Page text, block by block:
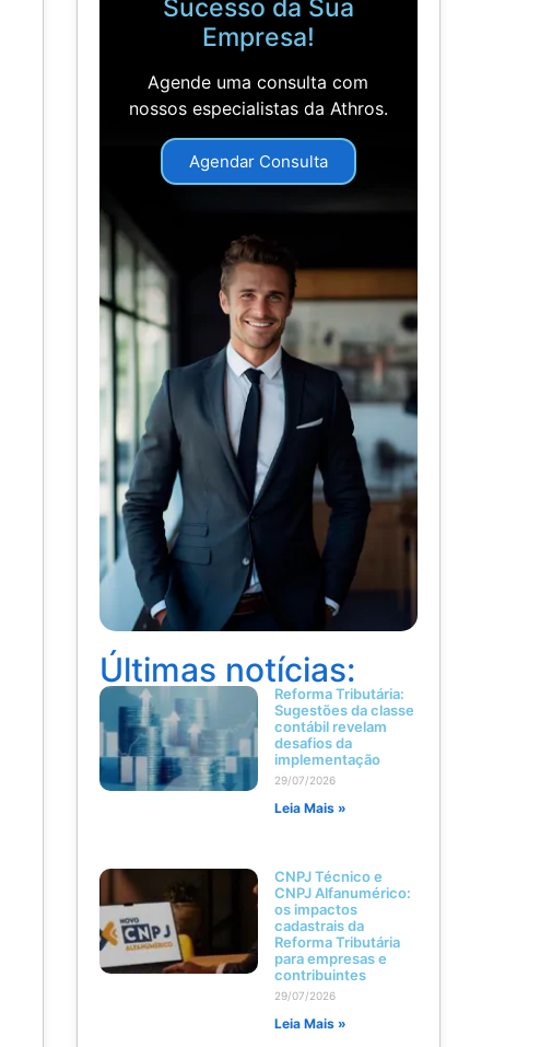
Sucesso da Sua
Empresa!
Agende uma consulta com
nossos especialistas da Athros.
Agendar Consulta
Últimas notícias:
Reforma Tributária:
Sugestões da classe
contábil revelam
desafios da
implementação
29/07/2026
Leia Mais »
CNPJ Técnico e
CNPJ Alfanumérico:
os impactos
cadastrais da
Reforma Tributária
para empresas e
contribuintes
29/07/2026
Leia Mais »